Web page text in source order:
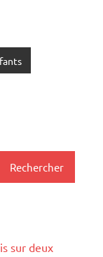
Rechercher
sur deux